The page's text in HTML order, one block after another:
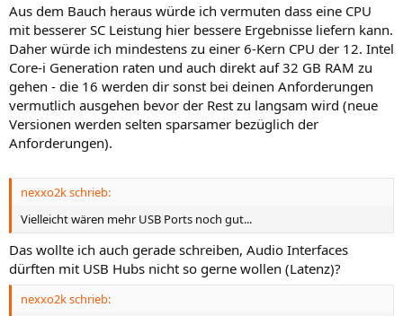
Aus dem Bauch heraus würde ich vermuten dass eine CPU
mit besserer SC Leistung hier bessere Ergebnisse liefern kann.
Daher würde ich mindestens zu einer 6-Kern CPU der 12. Intel
Core-i Generation raten und auch direkt auf 32 GB RAM zu
gehen - die 16 werden dir sonst bei deinen Anforderungen
vermutlich ausgehen bevor der Rest zu langsam wird (neue
Versionen werden selten sparsamer bezüglich der
Anforderungen).
nexxo2k schrieb:
Vielleicht wären mehr USB Ports noch gut...
Das wollte ich auch gerade schreiben, Audio Interfaces
dürften mit USB Hubs nicht so gerne wollen (Latenz)?
nexxo2k schrieb: